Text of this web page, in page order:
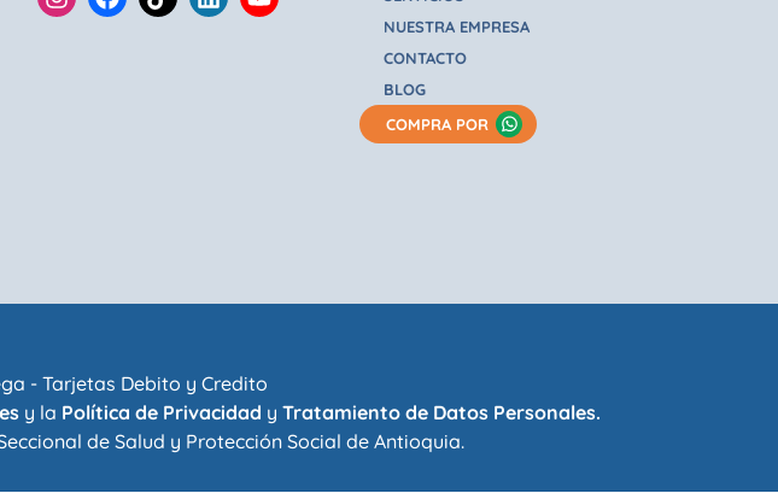
NUESTRA EMPRESA
CONTACTO
BLOG
COMPRA POR
- Tarjetas Debito y Credito
y la Política de Privacidad y Tratamiento de Datos Personales.
de Salud y Protección Social de Antioquia.